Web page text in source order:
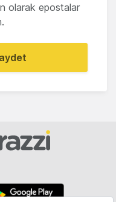
olarak epostalar